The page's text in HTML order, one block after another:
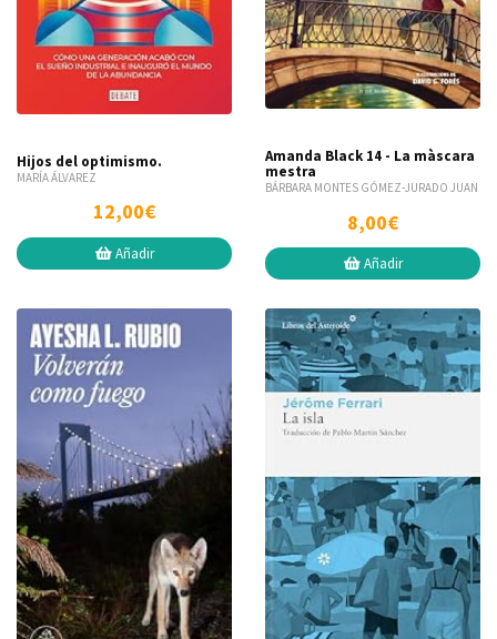
Hijos del optimismo.
MARÍA ÁLVAREZ
12,00€
Añadir
Amanda Black 14 - La màscara
mestra
BÁRBARA MONTES GÓMEZ-JURADO JUAN
8,00€
Añadir